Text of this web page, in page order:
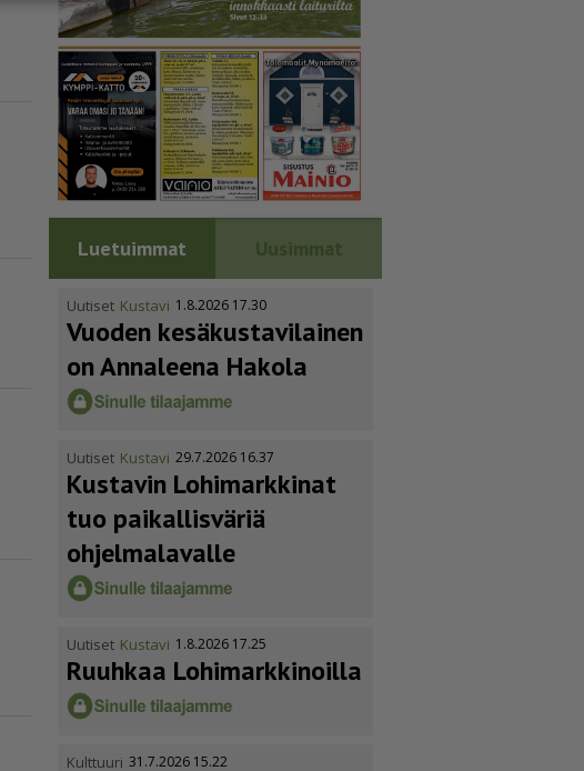
Luetuimmat Uusimmat
Uutiset Kustavi 1.8.2026 17.30
Vuoden kesäkus­ta­vi­lainen
on Annaleena Hakola
Uutiset Kustavi 29.7.2026 16.37
Kustavin Lohimarkkinat
tuo paikallisväriä
ohjelmalavalle
Uutiset Kustavi 1.8.2026 17.25
Ruuhkaa Lohimark­ki­noilla
Kulttuuri 31.7.2026 15.22